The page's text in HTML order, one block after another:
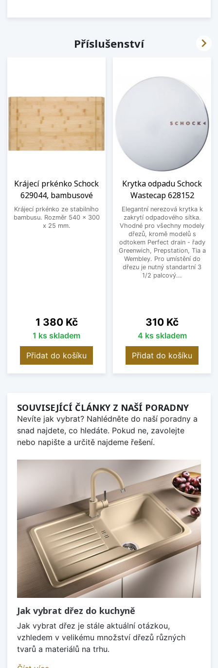
Příslušenství
Krájecí prkénko Schock
629044, bambusové
Krájecí prkénko ze stabilního
bambusu. Rozměr 540 x 300
x 25 mm.
Cena
1 380 Kč
1 ks skladem
Přidat do košíku
Krytka odpadu Schock
Wastecap 628152
Elegantní nerezová krytka k
zakrytí odpadového sítka.
Vhodné pro všechny modely
dřezů, kromě modelů s
odtokem Perfect drain - řady
Greenwich, Prepstation, Tia a
Wembley. Pro umístění do
dřezu je nutný standartní 3
1/2 palcový...
Cena
310 Kč
4 ks skladem
Přidat do košíku

SOUVISEJÍCÍ ČLÁNKY Z NAŠÍ PORADNY
Nevíte jak vybrat? Nahlédněte do naší poradny a
snad najdete, co hledáte. Pokud ne, zavolejte
nebo napište a určitě najdeme řešení.
Jak vybrat dřez do kuchyně
Jak vybrat dřez je stále aktuální otázkou,
vzhledem v velikému množství dřezů různých
tvarů a materiálů na trhu.